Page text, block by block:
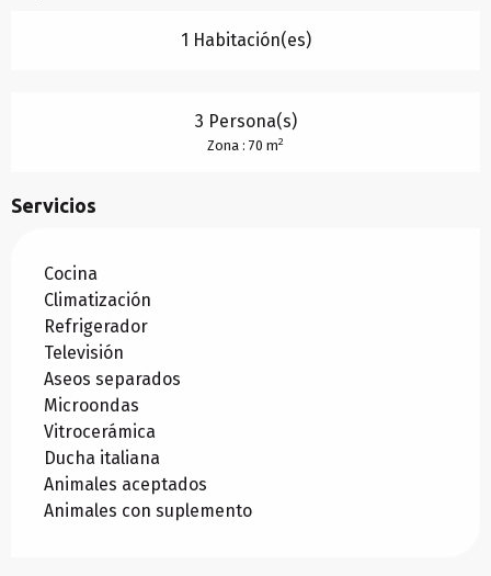
1 Habitación(es)
3 Persona(s)
Zona : 70 m2
Servicios
Cocina
Climatización
Refrigerador
Televisión
Aseos separados
Microondas
Vitrocerámica
Ducha italiana
Animales aceptados
Animales con suplemento